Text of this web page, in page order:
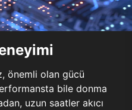
önemli olan gücü
bile donma
uzun saatler akıcı